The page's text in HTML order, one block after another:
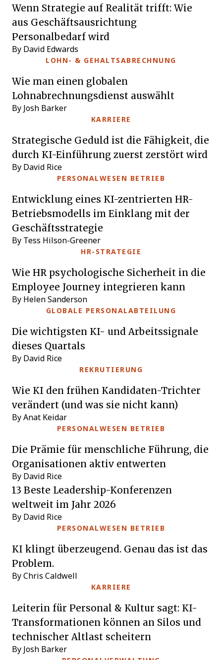
Wenn Strategie auf Realität trifft: Wie
aus Geschäftsausrichtung
Personalbedarf wird
By David Edwards
LOHN- & GEHALTSABRECHNUNG
Wie man einen globalen
Lohnabrechnungsdienst auswählt
By Josh Barker
KARRIERE
Strategische Geduld ist die Fähigkeit, die
durch KI-Einführung zuerst zerstört wird
By David Rice
PERSONALWESEN BETRIEB
Entwicklung eines KI-zentrierten HR-
Betriebsmodells im Einklang mit der
Geschäftsstrategie
By Tess Hilson-Greener
HR-STRATEGIE
Wie HR psychologische Sicherheit in die
Employee Journey integrieren kann
By Helen Sanderson
GLOBALE PERSONALABTEILUNG
Die wichtigsten KI- und Arbeitssignale
dieses Quartals
By David Rice
REKRUTIERUNG
Wie KI den frühen Kandidaten-Trichter
verändert (und was sie nicht kann)
By Anat Keidar
PERSONALWESEN BETRIEB
Die Prämie für menschliche Führung, die
Organisationen aktiv entwerten
By David Rice
13 Beste Leadership-Konferenzen
weltweit im Jahr 2026
By David Rice
PERSONALWESEN BETRIEB
KI klingt überzeugend. Genau das ist das
Problem.
By Chris Caldwell
KARRIERE
Leiterin für Personal & Kultur sagt: KI-
Transformationen können an Silos und
technischer Altlast scheitern
By Josh Barker